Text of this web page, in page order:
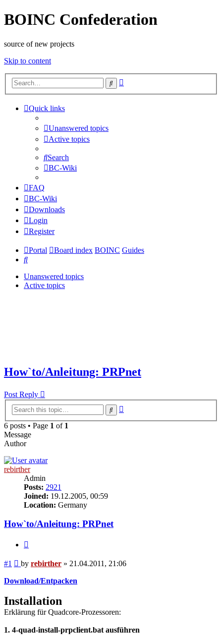
BOINC Confederation
source of new projects
Skip to content
Search
Quick links
Unanswered topics
Active topics
Search
BC-Wiki
FAQ
BC-Wiki
Downloads
Login
Register
Portal Board index BOINC Guides
Search
Unanswered topics
Active topics
How`to/Anleitung: PRPnet
Post Reply
Search
6 posts • Page 1 of 1
Message
Author
rebirther
Admin
Posts: 2921
Joined: 19.12.2005, 00:59
Location: Germany
How`to/Anleitung: PRPnet
#1 Post
by rebirther » 21.04.2011, 21:06
Download/Entpacken
Installation
Erklärung für Quadcore-Prozessoren:
1. 4-quad-install-prpclient.bat ausführen